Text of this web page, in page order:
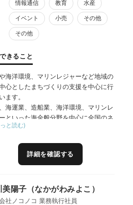
情報通信 教育 水産
イベント 小売 その他
その他
きること
海洋環境、マリンレジャーなど地域の
心としたまちづくりの支援を中心に行
ます。
海運業、造船業、海洋環境、マリンレ
といった海全般分野を中心に全国のネ
ークを持っており、海洋関連やDXな
行政に至るまで海に関わるあらゆる分野
ットワークを有しております。
の支援を行ってきております。地域合
やSNSによるPR動画作成から直売所
と読む)
詳細を確認する
美陽子（なかがわみよこ）
社ノコノコ 業務執行社員